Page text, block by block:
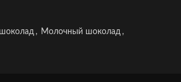
, Молочный шоколад ,